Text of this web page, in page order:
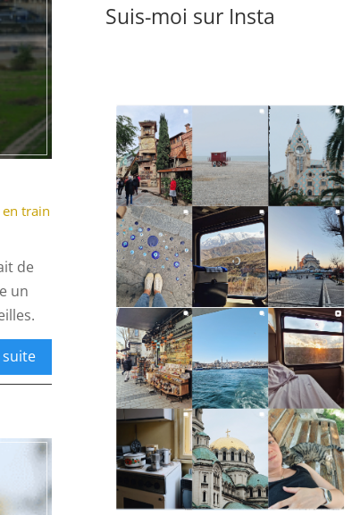
en train
de
un
suite
Suis-moi sur Insta